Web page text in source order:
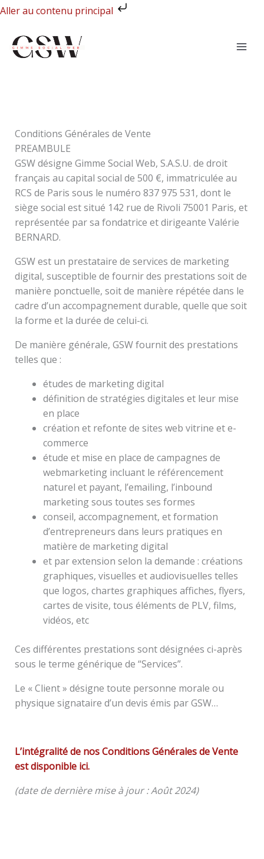
Aller au contenu principal
Aller
contenu
Conditions Générales de Vente
PREAMBULE
GSW désigne Gimme Social Web, S.A.S.U. de droit
français au capital social de 500 €, immatriculée au
RCS de Paris sous le numéro 837 975 531, dont le
siège social est situé 142 rue de Rivoli 75001 Paris, et
représentée par sa fondatrice et dirigeante Valérie
BERNARD.
GSW est un prestataire de services de marketing
digital, susceptible de fournir des prestations soit de
manière ponctuelle, soit de manière répétée dans le
cadre d’un accompagnement durable, quelle que soit
la forme et la durée de celui-ci.
De manière générale, GSW fournit des prestations
telles que :
études de marketing digital
définition de stratégies digitales et leur mise
en place
création et refonte de sites web vitrine et e-
commerce
étude et mise en place de campagnes de
webmarketing incluant le référencement
naturel et payant, l’emailing, l’inbound
marketing sous toutes ses formes
conseil, accompagnement, et formation
d’entrepreneurs dans leurs pratiques en
matière de marketing digital
et par extension selon la demande : créations
graphiques, visuelles et audiovisuelles telles
que logos, chartes graphiques affiches, flyers,
cartes de visite, tous éléments de PLV, films,
vidéos, etc
Ces différentes prestations sont désignées ci-après
sous le terme générique de “Services”.
Le « Client » désigne toute personne morale ou
physique signataire d’un devis émis par GSW…
L’intégralité de nos Conditions Générales de Vente
est disponible ici.
(date de dernière mise à jour : Août 2024)